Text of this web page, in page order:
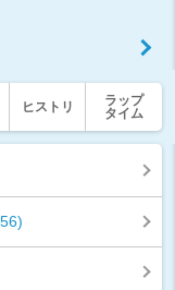
ヒストリ
ラップ
タイム